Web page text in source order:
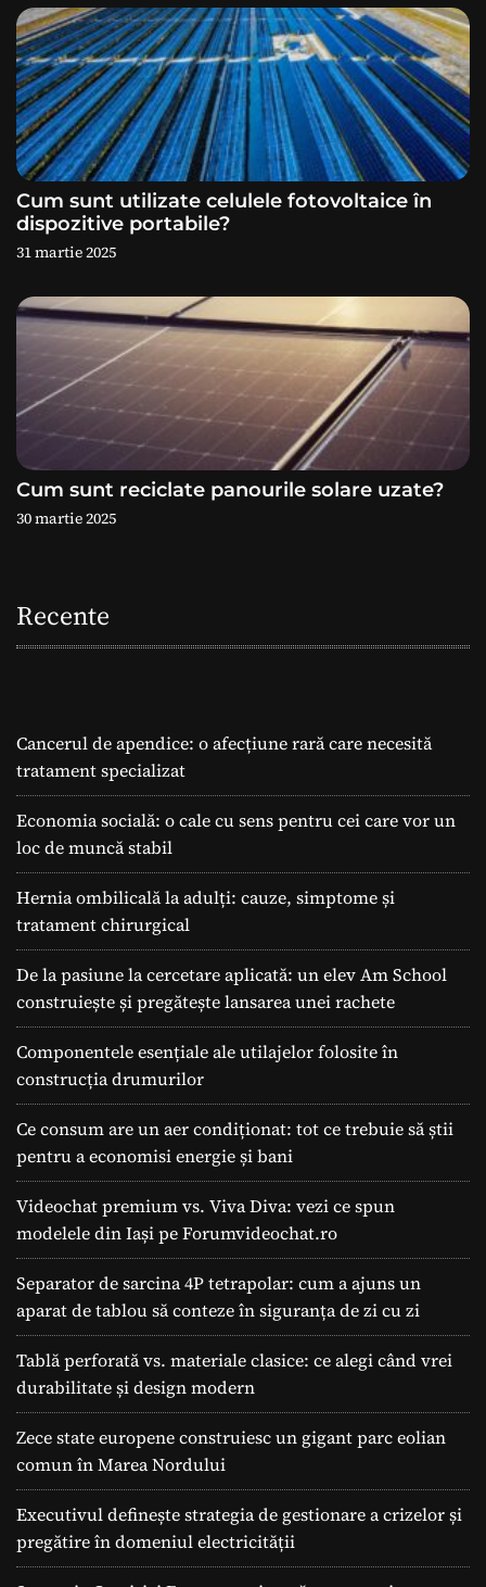
i
c
o
l
e
Cum sunt utilizate celulele fotovoltaice în
dispozitive portabile?
31 martie 2025
Cum sunt reciclate panourile solare uzate?
30 martie 2025
Recente
Cancerul de apendice: o afecțiune rară care necesită
tratament specializat
Economia socială: o cale cu sens pentru cei care vor un
loc de muncă stabil
Hernia ombilicală la adulți: cauze, simptome și
tratament chirurgical
De la pasiune la cercetare aplicată: un elev Am School
construiește și pregătește lansarea unei rachete
Componentele esențiale ale utilajelor folosite în
construcția drumurilor
Ce consum are un aer condiționat: tot ce trebuie să știi
pentru a economisi energie și bani
Videochat premium vs. Viva Diva: vezi ce spun
modelele din Iași pe Forumvideochat.ro
Separator de sarcina 4P tetrapolar: cum a ajuns un
aparat de tablou să conteze în siguranța de zi cu zi
Tablă perforată vs. materiale clasice: ce alegi când vrei
durabilitate și design modern
Zece state europene construiesc un gigant parc eolian
comun în Marea Nordului
Executivul definește strategia de gestionare a crizelor și
pregătire în domeniul electricității